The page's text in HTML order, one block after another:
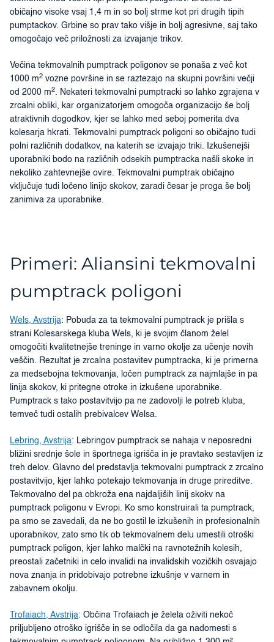
običajno visoke vsaj 1,4 m in so bolj strme kot pri drugih tipih
pumptackov. Grbine so prav tako višje in bolj agresivne, saj tako
omogočajo več priložnosti za izvajanje trikov.
Večina tekmovalnih pumptrack poligonov se ponaša z več kot
1000 m2 vozne površine in se raztezajo na skupni površini večji
od 2000 m2. Nekateri tekmovalni pumptracki so lahko zgrajena v
zrcalni obliki, kar organizatorjem omogoča organizacijo še bolj
atraktivnih dogodkov, kjer se lahko med seboj pomerita dva
kolesarja hkrati. Tekmovalni pumptrack poligoni so običajno tudi
polni različnih dodatkov, na katerih se izvajajo triki. Izkušenejši
uporabniki bodo na različnih odsekih pumptracka našli skoke in
nekoliko zahtevnejše ovire. Tekmovalni pumptrak običajno
vključuje tudi ločeno linijo skokov, zaradi česar je proga še bolj
zanimiva za uporabnike.
Primeri: Aliansini tekmovalni
pumptrack poligoni
Wels, Avstrija: Pobuda za ta tekmovalni pumptrack je prišla s
strani Kolesarskega kluba Wels, ki je svojim članom želel
omogočiti kvalitetnejše treninge in varno okolje za učenje novih
veščin. Rezultat je zrcalna postavitev pumptracka, ki je primerna
za medsebojna tekmovanja, ločen pumptrack za najmlajše in pa
linija skokov, ki pritegne otroke in izkušene uporabnike.
Pumptrack s tako postavitvijo pa ne zadovolji le potreb kluba,
temveč tudi ostalih prebivalcev Welsa.
Lebring, Avstrija: Lebringov pumptrack se nahaja v neposredni
bližini srednje šole in športnega igrišča in je pravtako sestavljen iz
treh delov. Glavno del predstavlja tekmovalni pumptrack z zrcalno
postavitvijo, kjer lahko potekajo tekmovanja in druge prireditve.
Tekmovalno del pa obkroža ena najdaljiših linij skokv na
pumptrack poligonu v Evropi. Ko smo konstruirali ta pumptrack,
pa smo se zavedali, da ne bo gostil le izkušenih in profesionalnih
uporabnikov, zato smo tik ob tekmovalnem delu umestili otroški
pumptrack poligon, kjer lahko malčki na ravnotežnih kolesih,
preostali začetniki in celo invalidi na invalidskih vozičkih osvajajo
nova znanja in pridobivajo potrebne izkušnje v varnem in
zabavnem okolju.
Trofaiach, Avstrija: Občina Trofaiach je želela oživiti nekoč
priljubljeno otroško igrišče in se odločila da ga nadomesti s